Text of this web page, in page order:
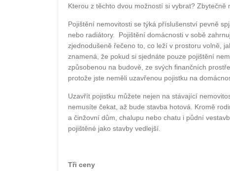
Kterou z těchto dvou možností si vybrat?
Pojištění nemovitosti se týká příslušenství pevně
nebo radiátory.
Pojištění domácnosti v sobě
zjednodušeně řečeno to, co leží v prostoru volně,
znamená, že pokud si sjednáte pouze pojištění
způsobenou na budově, ze svých finančních
protože jste neměli uzavřenou pojistku na
Uzavřít pojistku můžete nejen na stávající
nemusíte čekat, až bude stavba hotová. Kromě
a činžovní dům, chalupu nebo chatu i půdní
pojištěné jako stavby vedlejší.
Tři ceny